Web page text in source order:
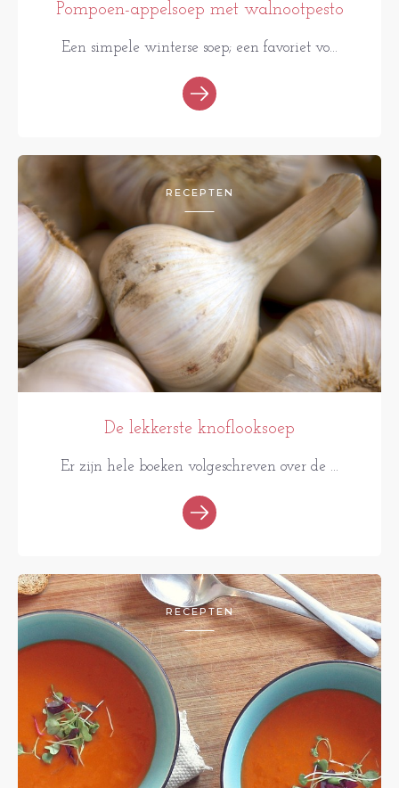
Pompoen-appelsoep met walnootpesto
Een simpele winterse soep; een favoriet vo...
RECEPTEN
De lekkerste knoflooksoep
Er zijn hele boeken volgeschreven over de ...
RECEPTEN